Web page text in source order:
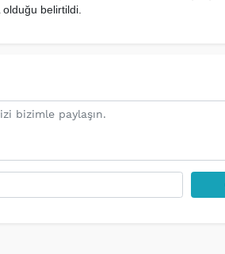
belirtildi.